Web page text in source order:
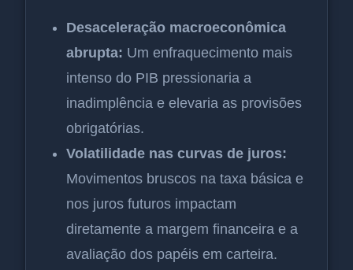
Desaceleração macroeconômica
abrupta: Um enfraquecimento mais
intenso do PIB pressionaria a
inadimplência e elevaria as provisões
obrigatórias.
Volatilidade nas curvas de juros:
Movimentos bruscos na taxa básica e
nos juros futuros impactam
diretamente a margem financeira e a
avaliação dos papéis em carteira.